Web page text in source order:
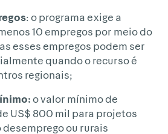
: o programa exige a
10 empregos por meio do
esses empregos podem ser
quando o recurso é
regionais;
o valor mínimo de
US$ 800 mil para projetos
ou rurais